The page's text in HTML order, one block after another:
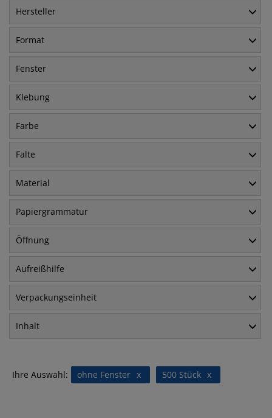
Hersteller
Format
Fenster
Klebung
Farbe
Falte
Material
Papiergrammatur
Öffnung
Aufreißhilfe
Verpackungseinheit
Inhalt
Ihre Auswahl: x
ohne Fenster x
500 Stück